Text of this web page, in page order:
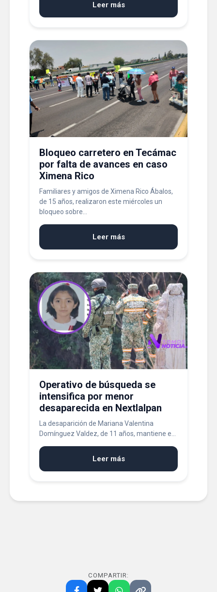
Leer más
Bloqueo carretero en Tecámac
por falta de avances en caso
Ximena Rico
Familiares y amigos de Ximena Rico Ábalos,
de 15 años, realizaron este miércoles un
bloqueo sobre...
Leer más
Operativo de búsqueda se
intensifica por menor
desaparecida en Nextlalpan
La desaparición de Mariana Valentina
Domínguez Valdez, de 11 años, mantiene e...
Leer más
COMPARTIR: